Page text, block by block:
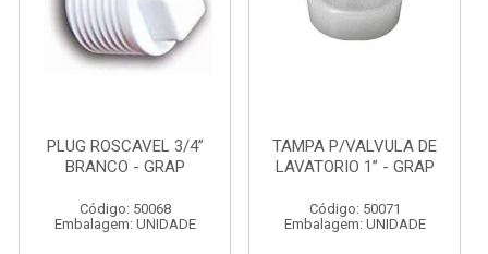
PLUG ROSCAVEL 3/4”
BRANCO - GRAP
Código: 50068
Embalagem: UNIDADE
TAMPA P/VALVULA DE
LAVATORIO 1” - GRAP
Código: 50071
Embalagem: UNIDADE